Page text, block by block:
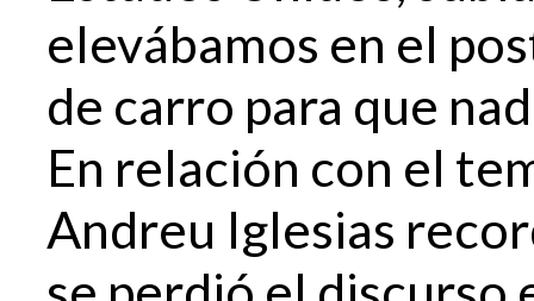
elevábamos en el
de carro para que
En relación con el
Andreu Iglesias